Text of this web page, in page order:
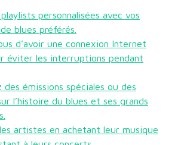
personnalisées avec vos
blues préférés.
d’avoir une connexion Internet
éviter les interruptions pendant
des émissions spéciales ou des
l’histoire du blues et ses grands
artistes en achetant leur musique